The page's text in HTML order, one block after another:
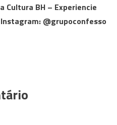
Cultura BH – Experiencie
@grupoconfesso